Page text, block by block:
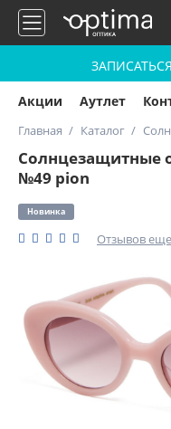
Акции Аутлет
Главная Каталог
Солнцезащитные
№49 pion
Новинка
Отзывов